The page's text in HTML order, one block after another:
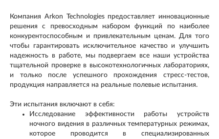
Компания Arkon Technologies предоставляет инновационные
решения с превосходным набором функций по наиболее
конкурентоспособным и привлекательным ценам. Для того
чтобы гарантировать исключительное качество и улучшить
надежность в работе, мы подвергаем все наши устройства
тщательной проверке в высокотехнологичных лабораториях,
и только после успешного прохождения стресс-тестов,
продукция направляется на реальные полевые испытания.
Эти испытания включают в себя:
Исследование эффективности работы устройств
ночного видения в различных температурных режимах,
которое проводится в специализированных